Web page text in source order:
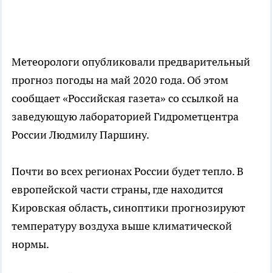
Метеорологи опубликовали предварительный
прогноз погоды на май 2020 года. Об этом
сообщает «Российская газета» со ссылкой на
заведующую лабораторией Гидрометцентра
России Людмилу Паршину.
Почти во всех регионах России будет тепло. В
европейской части страны, где находится
Кировская область, синоптики прогнозируют
температуру воздуха выше климатической
нормы.